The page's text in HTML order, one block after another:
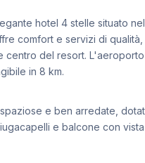
hotel 4 stelle situato
comfort e servizi di
centro del resort.
in 8 km.
e ben arredate,
e balcone con